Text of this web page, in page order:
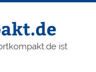
ist